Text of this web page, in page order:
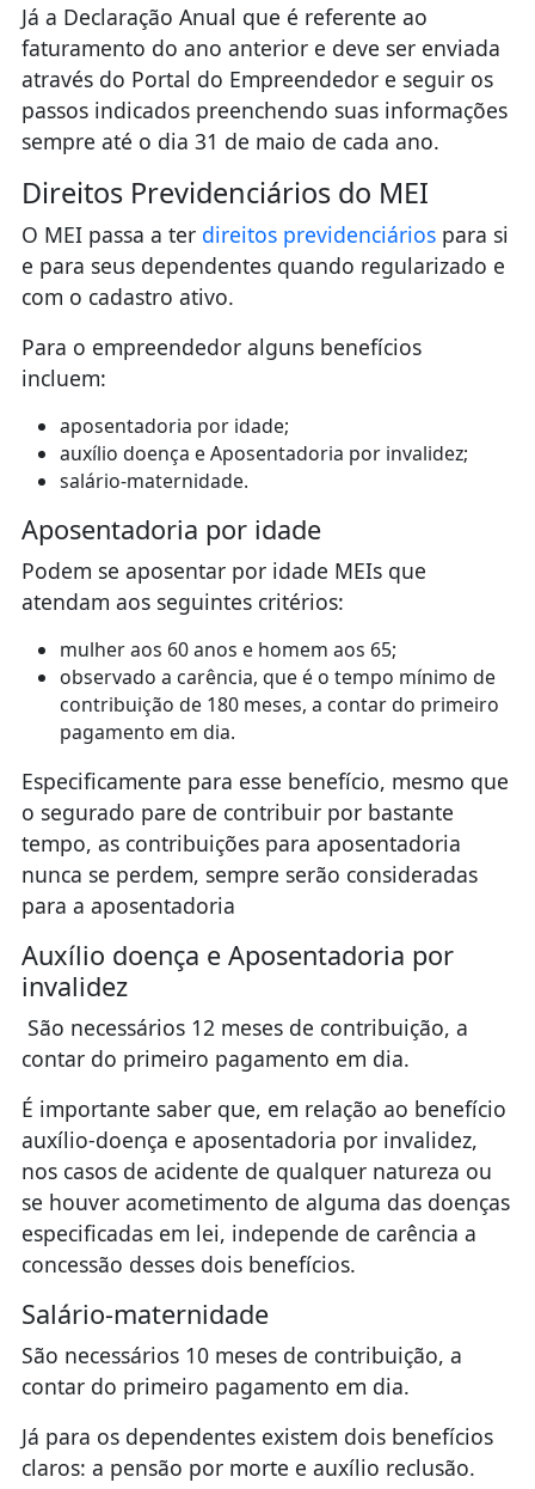
Já a Declaração Anual que é referente ao
faturamento do ano anterior e deve ser enviada
através do Portal do Empreendedor e seguir os
passos indicados preenchendo suas informações
sempre até o dia 31 de maio de cada ano.
Direitos Previdenciários do MEI
O MEI passa a ter direitos previdenciáriospara si
e para seus dependentes quando regularizado e
com o cadastro ativo.
Para o empreendedor alguns benefícios
incluem:
aposentadoria por idade;
auxílio doença e Aposentadoria por invalidez;
salário-maternidade.
Aposentadoria por idade
Podem se aposentar por idade MEIs que
atendam aos seguintes critérios:
mulher aos 60 anos e homem aos 65;
observado a carência, que é o tempo mínimo de
contribuição de 180 meses, a contar do primeiro
pagamento em dia.
Especificamente para esse benefício, mesmo que
o segurado pare de contribuir por bastante
tempo, as contribuições para aposentadoria
nunca se perdem, sempre serão consideradas
para a aposentadoria
Auxílio doença e Aposentadoria por
invalidez
São necessários 12 meses de contribuição, a
contar do primeiro pagamento em dia.
É importante saber que, em relação ao benefício
auxílio-doença e aposentadoria por invalidez,
nos casos de acidente de qualquer natureza ou
se houver acometimento de alguma das doenças
especificadas em lei, independe de carência a
concessão desses dois benefícios.
Salário-maternidade
São necessários 10 meses de contribuição, a
contar do primeiro pagamento em dia.
Já para os dependentes existem dois benefícios
claros: a pensão por morte e auxílio reclusão.